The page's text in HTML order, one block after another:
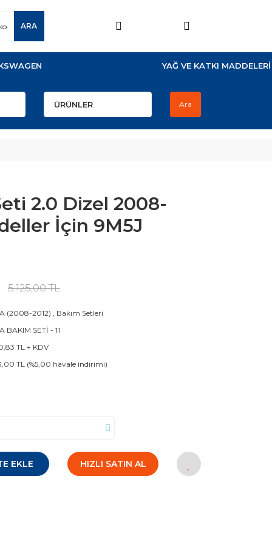
ARA
YAĞ VE KATKI MADDELERİ
Ara
2.0 Dizel 2008-
İçin 9M5J
5.125,00 TL
(2008-2012) , Bakım Setleri
BAKIM SETİ - 11
TL + KDV
TL (%5,00 havale indirimi)
EKLE HIZLI SATIN AL